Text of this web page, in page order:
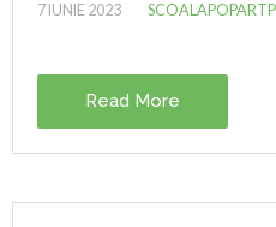
7 IUNIE 2023
Read More